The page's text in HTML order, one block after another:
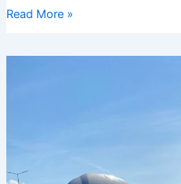
Read More »
najczęstszych